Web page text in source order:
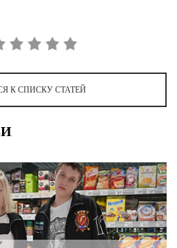
К СПИСКУ СТАТЕЙ